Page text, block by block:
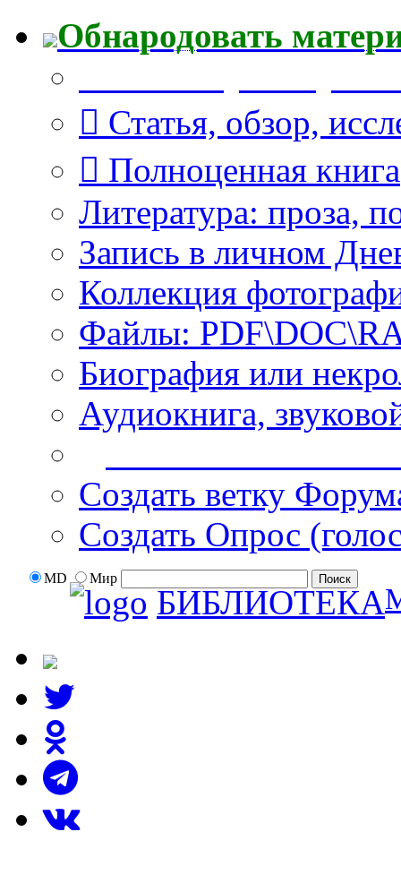
Обнародовать
Статья, обзор,
Полноценная книга
Литература: проза,
Запись в личном
Коллекция
Файлы:
Биография или
Аудиокнига,
Создать ветку
Создать Опрос
MD Мир
БИБЛИОТЕКА